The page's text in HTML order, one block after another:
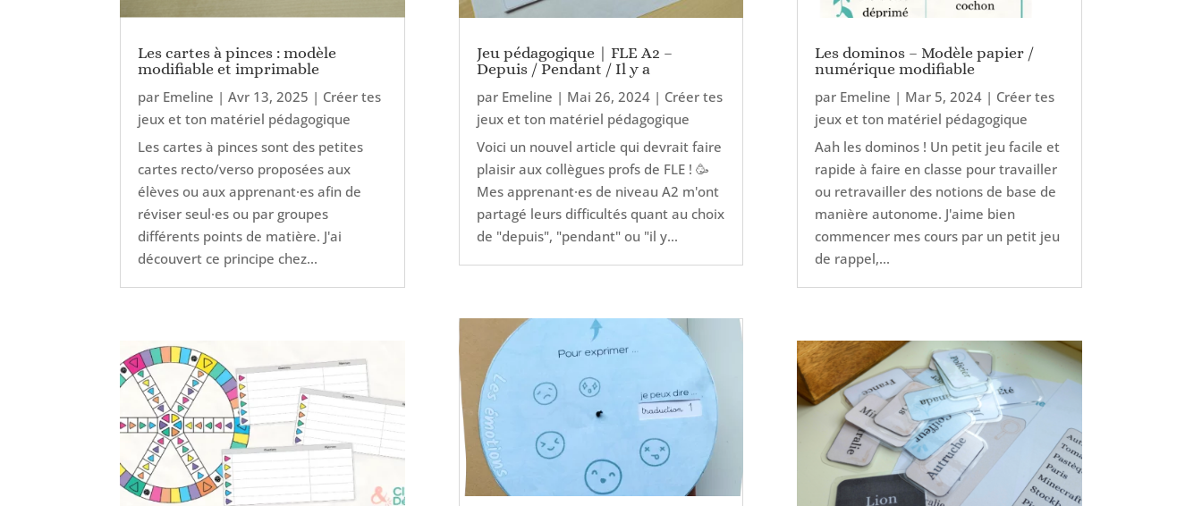
Les cartes à pinces : modèle
modifiable et imprimable
par Emeline |Avr 13, 2025 | Créer tes
jeux et ton matériel pédagogique
Les cartes à pinces sont des petites
cartes recto/verso proposées aux
élèves ou aux apprenant·es afin de
réviser seul·es ou par groupes
différents points de matière. J'ai
découvert ce principe chez...
Jeu pédagogique | FLE A2 –
Depuis / Pendant / Il y a
par Emeline | Mai 26, 2024| Créer tes
jeux et ton matériel pédagogique
Voici un nouvel article qui devrait faire
plaisir aux collègues profs de FLE ! 🥳
Mes apprenant·es de niveau A2 m'ont
partagé leurs difficultés quant au choix
de "depuis", "pendant" ou "il y...
Les dominos – Modèle papier /
numérique modifiable
par Emeline | Mar 5, 2024| Créer tes
jeux et ton matériel pédagogique
Aah les dominos ! Un petit jeu facile et
rapide à faire en classe pour travailler
ou retravailler des notions de base de
manière autonome. J'aime bien
commencer mes cours par un petit jeu
de rappel,...